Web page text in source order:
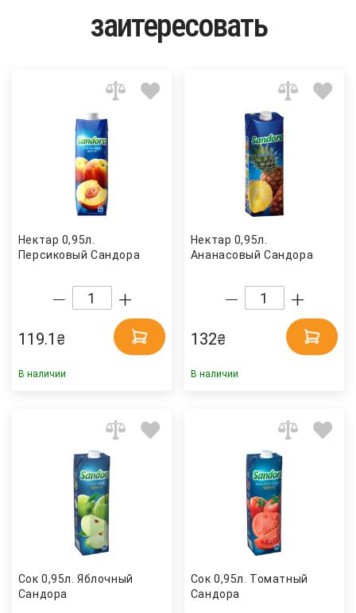
заитересовать
Нектар 0,95л.
Персиковый Сандора
119.1 ₴
В наличии
Нектар 0,95л.
Ананасовый Сандора
132₴
В наличии
Сок 0,95л. Яблочный
Сандора
Сок 0,95л. Томатный
Сандора